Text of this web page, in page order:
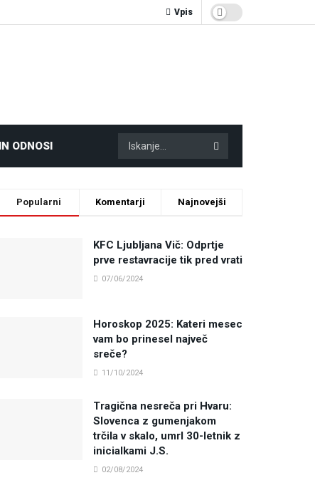
Vpis
ODNOSI
Popularni Komentarji Najnovejši
KFC Ljubljana Vič: Odprtje
prve restavracije tik pred vrati
07/06/2024
Horoskop 2025: Kateri mesec
vam bo prinesel največ
sreče?
11/10/2024
Tragična nesreča pri Hvaru:
Slovenca z gumenjakom
trčila v skalo, umrl 30-letnik z
inicialkami J.S.
02/08/2024